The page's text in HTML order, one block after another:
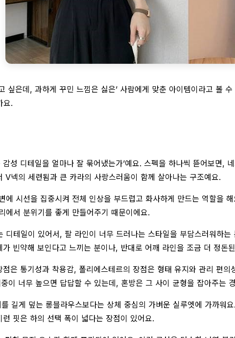
싶은데, 과하게 꾸민 느낌은 싫은’ 사람에게 맞춘 아이템이라고 볼
요.
성 디테일을 얼마나 잘 묶어냈는가’예요. 스펙을 하나씩 뜯어보면,
넥의 세련됨과 큰 카라의 사랑스러움이 함께 살아나는 구조예요.
에 시선을 집중시켜 전체 인상을 부드럽고 화사하게 만드는 역할을
에서 분위기를 좋게 만들어주기 때문이에요.
디테일이 있어서, 팔 라인이 너무 드러나는 스타일을 부담스러워하
빈약해 보인다고 느끼는 분이나, 반대로 어깨 라인을 조금 더 정돈
은 통기성과 착용감, 폴리에스테르의 장점은 형태 유지와 관리 편
이 너무 높으면 답답할 수 있는데, 혼방은 그 사이 균형을 잡아주는
길게 덮는 롱블라우스보다는 상체 중심의 가벼운 실루엣에 가까워
핏은 하의 선택 폭이 넓다는 장점이 있어요.